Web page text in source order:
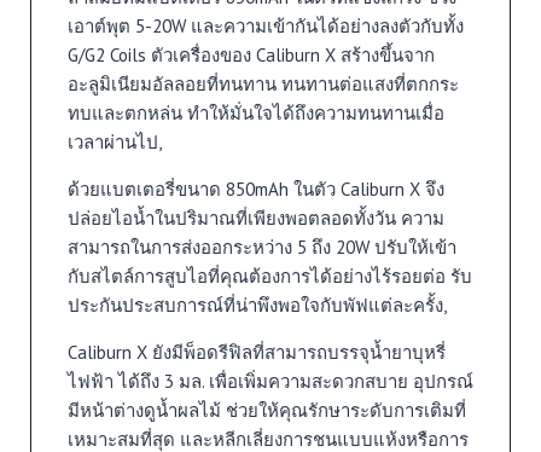
เอาต์พุต 5-20W และความเข้ากันได้อย่างลงตัวกับทั้ง
G/G2 Coils ตัวเครื่องของ Caliburn X สร้างขึ้นจาก
อะลูมิเนียมอัลลอยที่ทนทาน ทนทานต่อแสงที่ตกกระ
ทบและตกหล่น ทำให้มั่นใจได้ถึงความทนทานเมื่อ
เวลาผ่านไป,
ด้วยแบตเตอรี่ขนาด 850mAh ในตัว Caliburn X จึง
ปล่อยไอน้ำในปริมาณที่เพียงพอตลอดทั้งวัน ความ
สามารถในการส่งออกระหว่าง 5 ถึง 20W ปรับให้เข้า
กับสไตล์การสูบไอที่คุณต้องการได้อย่างไร้รอยต่อ รับ
ประกันประสบการณ์ที่น่าพึงพอใจกับพัฟแต่ละครั้ง,
Caliburn X ยังมีพ็อดรีฟิลที่สามารถบรรจุน้ำยาบุหรี่
ไฟฟ้า ได้ถึง 3 มล. เพื่อเพิ่มความสะดวกสบาย อุปกรณ์
มีหน้าต่างดูน้ำผลไม้ ช่วยให้คุณรักษาระดับการเติมที่
เหมาะสมที่สุด และหลีกเลี่ยงการชนแบบแห้งหรือการ